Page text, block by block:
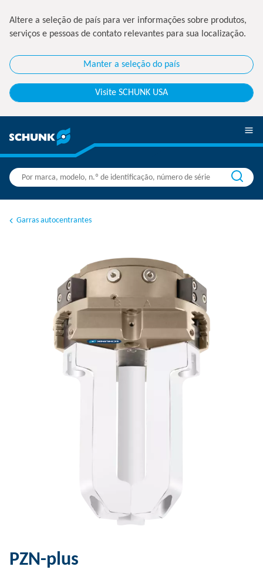
Altere a seleção de país para ver informações sobre produtos,
serviços e pessoas de contato relevantes para sua localização.
Manter a seleção do país
Visite SCHUNK USA
Garras autocentrantes
PZN-plus